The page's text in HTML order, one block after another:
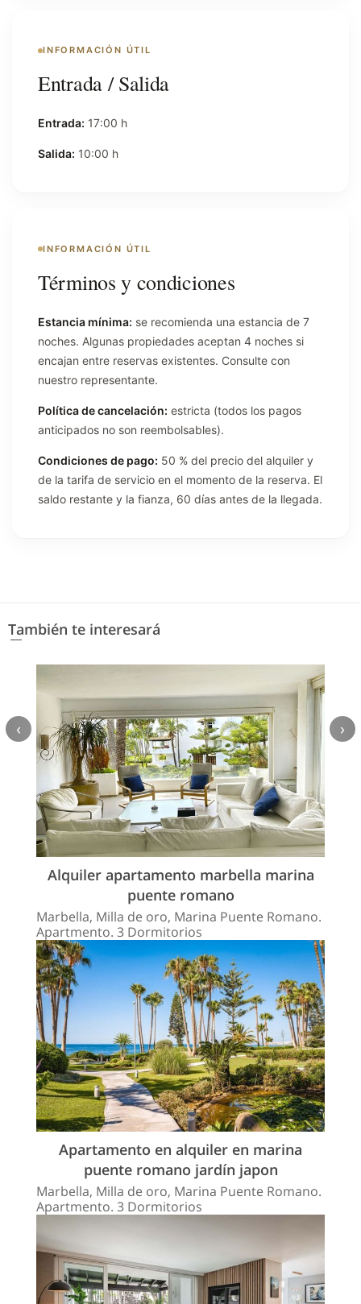
INFORMACIÓN ÚTIL
Entrada / Salida
Entrada: 17:00 h
Salida: 10:00 h
INFORMACIÓN ÚTIL
Términos y condiciones
Estancia mínima: se recomienda una estancia de 7
noches. Algunas propiedades aceptan 4 noches si
encajan entre reservas existentes. Consulte con
nuestro representante.
Política de cancelación: estricta (todos los pagos
anticipados no son reembolsables).
Condiciones de pago: 50 % del precio del alquiler y
de la tarifa de servicio en el momento de la reserva. El
saldo restante y la fianza, 60 días antes de la llegada.
También te interesará
Alquiler apartamento marbella marina
puente romano
Marbella, Milla de oro, Marina Puente Romano.
Apartmento. 3 Dormitorios
Apartamento en alquiler en marina
puente romano jardín japon
Marbella, Milla de oro, Marina Puente Romano.
Apartmento. 3 Dormitorios
‹ ›